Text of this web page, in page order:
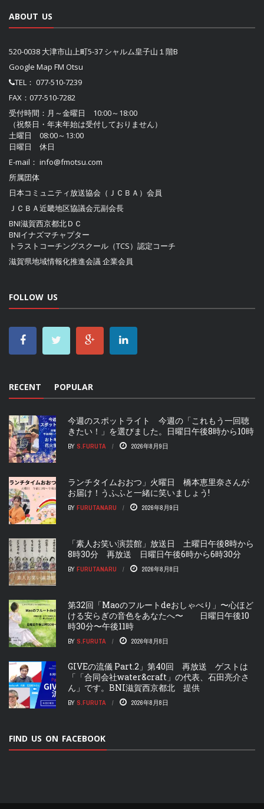
ABOUT US
520-0038 大津市山上町5-37 シャルム皇子山１階B
Google Map FM Otsu
TEL： 077-510-7239
FAX：077-510-7282
受付時間：月～金曜日 10:00～18:00
（祝祭日・年末年始は受付しておりません）
土曜日 08:00～13:00
日曜日 休日
E-mail： info@fmotsu.com
所属団体
日本コミュニティ放送協会（ＪＣＢＡ） 会員
ＪＣＢＡ近畿地区協議会元副会長
BNI滋賀西京都北ＤＣ
BNIイナズマチャプター
トラストコーチングスクール（TCS）認定コーチ
滋賀県地域情報化推進会議 企業会員
FOLLOW US
RECENT POPULAR
今週のスポットライト 今週の「これもう一回聴
きたい！」を選びました。日曜日午後8時から10時
BY S.FURUTA 2026年8月9日
ランチタイムおおつ」火曜日 橋本恵里奈さんが
お届け！うふふと一緒に笑いましょう!
BY FURUTANARU 2026年8月9日
「素人お笑い演芸館」放送日 土曜日午後8時から
8時30分 再放送 日曜日午後6時から6時30分
BY FURUTANARU 2026年8月8日
第32回「Maoのフルートdeおしゃべり」〜心ほど
ける安らぎの音色をあなたへ〜 日曜日午後10
時30分〜午後11時
BY S.FURUTA 2026年8月8日
GIVEの流儀 Part.2」第40回 再放送 ゲストは
「「合同会社water&craft」の代表、石田亮介さ
ん」です。BNI滋賀西京都北 提供
BY S.FURUTA 2026年8月8日
FIND US ON FACEBOOK